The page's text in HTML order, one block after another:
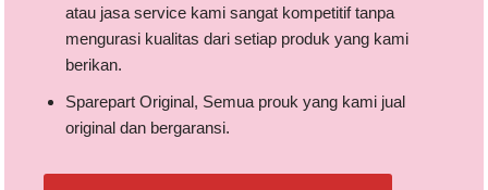
atau jasa service kami sangat kompetitif tanpa
mengurasi kualitas dari setiap produk yang kami
berikan.
Sparepart Original, Semua prouk yang kami jual
original dan bergaransi.